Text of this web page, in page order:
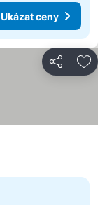
Ukázat ceny
Sdílet